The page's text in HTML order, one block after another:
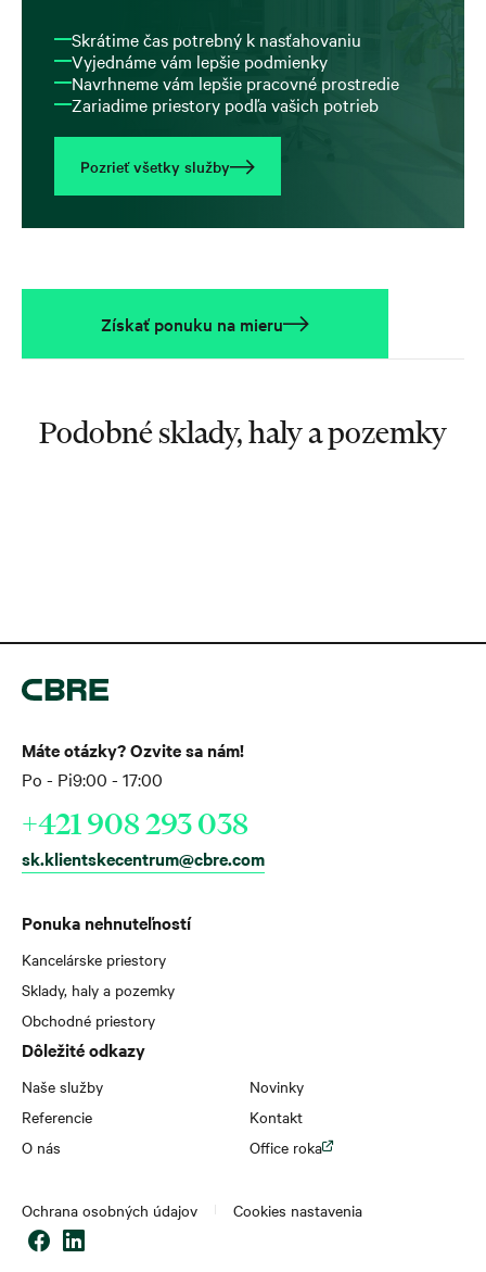
Skrátime čas potrebný k nasťahovaniu
Vyjednáme vám lepšie podmienky
Navrhneme vám lepšie pracovné prostredie
Zariadime priestory podľa vašich potrieb
Pozrieť všetky služby
Získať ponuku na mieru
Podobné sklady, haly a pozemky
Ponuka nehnuteľností
Kancelárske priestory
Sklady, haly a pozemky
Obchodné priestory
Dôležité odkazy
Naše služby
Referencie
O nás
Novinky
Kontakt
Office roka
Máte otázky? Ozvite sa nám!
Po - Pi9:00 - 17:00
+421 908 293 038
sk.klientskecentrum@cbre.com
Ochrana osobných údajov Cookies nastavenia